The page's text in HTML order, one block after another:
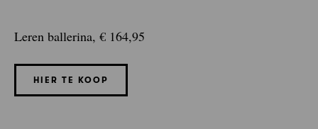
Leren ballerina, € 164,95
HIER TE KOOP